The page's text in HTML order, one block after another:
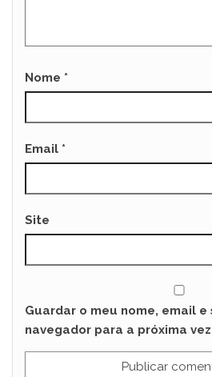
Nome *
Email *
Site
Guardar o meu nome, email
navegador para a próxima